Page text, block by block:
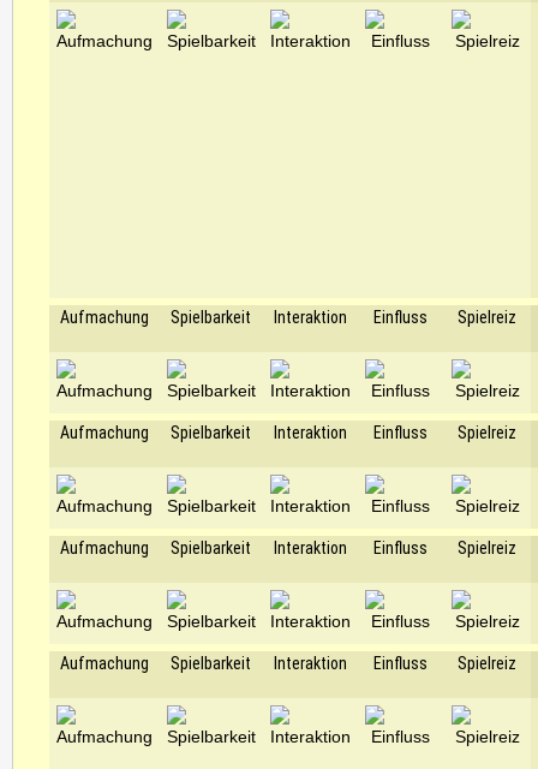
Aufmachung Spielbarkeit Interaktion Einfluss Spielreiz
Aufmachung Spielbarkeit Interaktion Einfluss Spielreiz
Aufmachung Spielbarkeit Interaktion Einfluss Spielreiz
Aufmachung Spielbarkeit Interaktion Einfluss Spielreiz